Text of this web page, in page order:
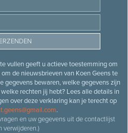
vullen geeft u actieve toestemming om
de nieuwsbrieven van Koen Geens te
gegevens bewaren, welke gegevens zijn
rechten jij hebt? Lees alle details in
over deze verklaring kan je terecht op
.
en uw gegevens uit de contactlijst
verwijderen.)